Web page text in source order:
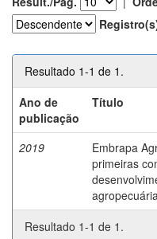
Resultado 1-1 de 1.
Ano de
publicação
Título
2019
Embrapa
primeiras
Resultado 1-1 de 1.